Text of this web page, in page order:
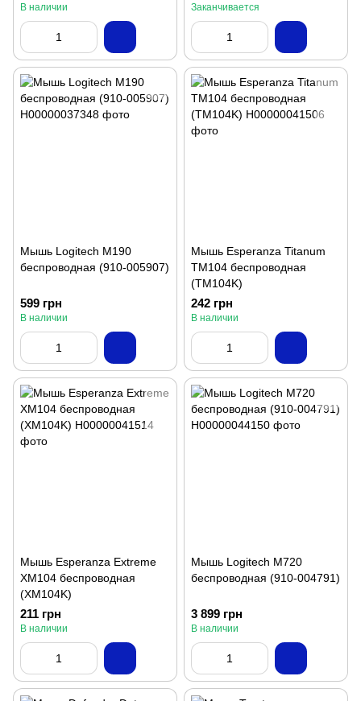
В наличии Заканчивается
Мышь Logitech M190
беспроводная (910-005907)
599 грн
В наличии
Мышь Esperanza Titanum
TM104 беспроводная
(TM104K)
242 грн
В наличии
Мышь Esperanza Extreme
XM104 беспроводная
(XM104K)
211 грн
В наличии
Мышь Logitech M720
беспроводная (910-004791)
3 899 грн
В наличии